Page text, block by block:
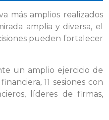
más amplios realizados
amplia y diversa, el
pueden fortalecer
un amplio ejercicio de
11 sesiones con
líderes de firmas,